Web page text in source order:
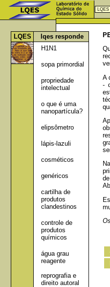
LQES
lqes responde
H1N1
sopa primordial
propriedade
intelectual
o que é uma
nanopartícula?
elipsômetro
lápis-lazuli
cosméticos
genéricos
cartilha de
produtos
clandestinos
controle de
produtos
químicos
água grau
reagente
reprografia e
direito autoral
A
-